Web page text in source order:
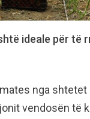
ideale për të
nga shtetet
vendosën të